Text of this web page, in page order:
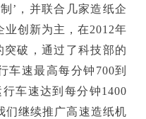
’，并联合几家造纸企
创新为主，在2012年
突破，通过了科技部的
车速最高每分钟700到
车速达到每分钟1400
们继续推广高速造纸机